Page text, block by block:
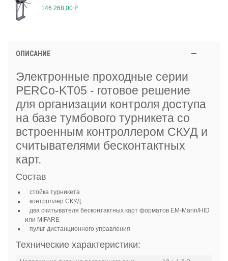
146 268,00 ₽
ОПИСАНИЕ
Электронные проходные серии
PERCo-KT05 - готовое решение
для организации контроля доступа
на базе тумбового турникета со
встроенным контроллером СКУД и
считывателями бесконтактных
карт.
Состав
стойка турникета
контроллер СКУД
два считывателя бесконтактных карт форматов EM-Marin/HID
или MIFARE
пульт дистанционного управления
Технические характеристики: